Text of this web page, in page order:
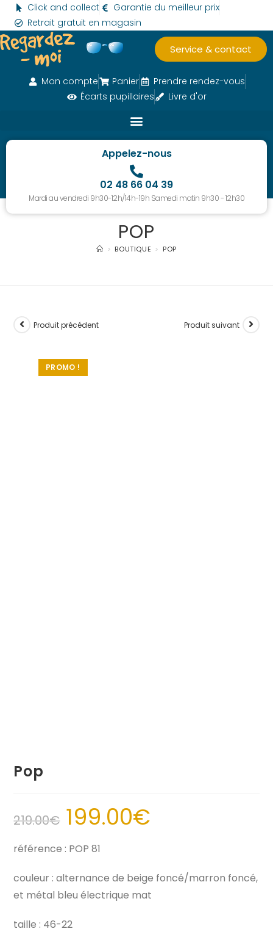
Click and collect
Garantie du meilleur prix
Retrait gratuit en magasin
Service & contact
Mon compte Panier
Prendre rendez-vous
Écarts pupillaires
Livre d'or
Appelez-nous
02 48 66 04 39
Mardi au vendredi 9h30-12h/14h-19h Samedi matin 9h30 - 12h30
POP
> BOUTIQUE > POP
PROMO !
Produit précédent Produit suivant
Pop
219.00€ 199.00€
référence : POP 81
couleur : alternance de beige foncé/marron foncé,
et métal bleu électrique mat
taille : 46-22